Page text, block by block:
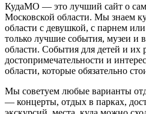
КудаМО — это лучший сайт о
Московской области. Мы знаем
области с девушкой, с парнем
только лучшие события, музеи и
области. События для детей и их
достопримечательности и
области, которые обязательно
Мы советуем любые варианты
— концерты, отдых в парках,